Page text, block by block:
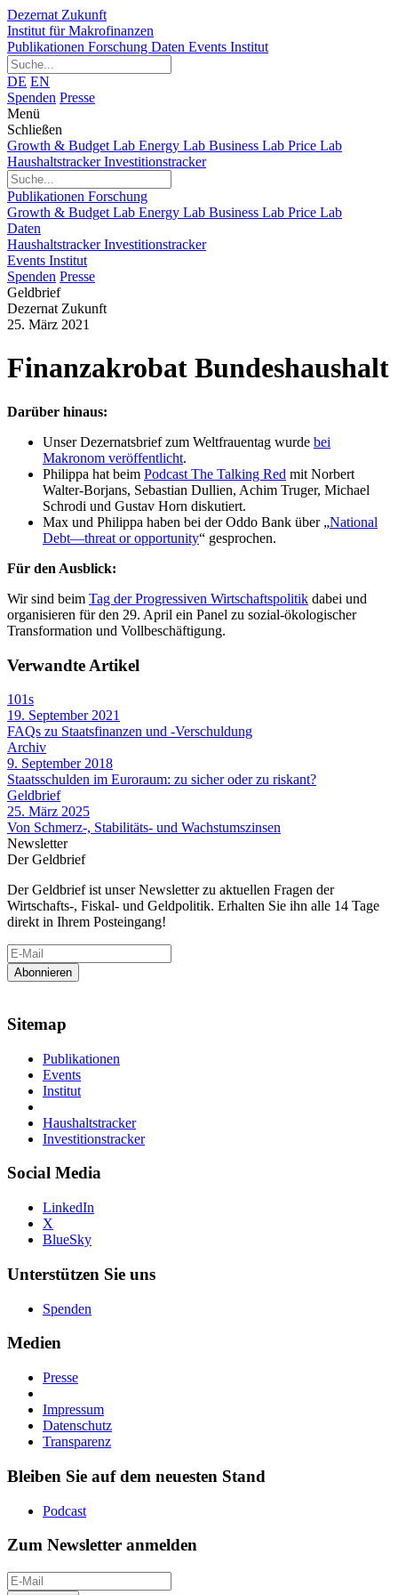
Dezernat Zukunft
Institut für Makrofinanzen
Publikationen Forschung Daten Events Institut
DE EN
Spenden Presse
Menü
Schließen
Growth & Budget Lab Energy Lab Business Lab Price Lab
HaushaltstrackerInvestitionstracker
Publikationen Forschung
Growth & Budget Lab Energy Lab Business Lab Price Lab
Daten
HaushaltstrackerInvestitionstracker
Events Institut
Spenden Presse
Geldbrief
Dezernat Zukunft
25. März 2021
Finanzakrobat Bundeshaushalt
Darüber hinaus:
Unser Dezernatsbrief zum Weltfrauentag wurde bei
Makronom veröffentlicht.
Philippa hat beim Podcast The Talking Red mit Norbert
Walter-Borjans, Sebastian Dullien, Achim Truger, Michael
Schrodi und Gustav Horn diskutiert.
Max und Philippa haben bei der Oddo Bank über „National
Debt—threat or opportunity“ gesprochen.
Für den Ausblick:
Wir sind beim Tag der Progressiven Wirtschaftspolitik dabei und
organisieren für den 29. April ein Panel zu sozial-ökologischer
Transformation und Vollbeschäftigung.
Verwandte Artikel
101s
19. September 2021
FAQs zu Staatsfinanzen und -Verschuldung
Archiv
9. September 2018
Staatsschulden im Euroraum: zu sicher oder zu riskant?
Geldbrief
25. März 2025
Von Schmerz-, Stabilitäts- und Wachstumszinsen
Newsletter
Der Geldbrief
Der Geldbrief ist unser Newsletter zu aktuellen Fragen der
Wirtschafts-, Fiskal- und Geldpolitik. Erhalten Sie ihn alle 14 Tage
direkt in Ihrem Posteingang!
Sitemap
Publikationen
Events
Institut
Haushaltstracker
Investitionstracker
Social Media
LinkedIn
X
BlueSky
Unterstützen Sie uns
Spenden
Medien
Presse
Impressum
Datenschutz
Transparenz
Bleiben Sie auf dem neuesten Stand
Podcast
Zum Newsletter anmelden